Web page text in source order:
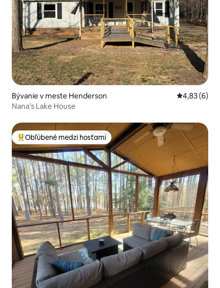
Bývanie v meste Henderson Priemerné
4,83 (6)
Nana's Lake House
Najobľúbenejšie medzi hosťami
Obľúbené medzi hosťami